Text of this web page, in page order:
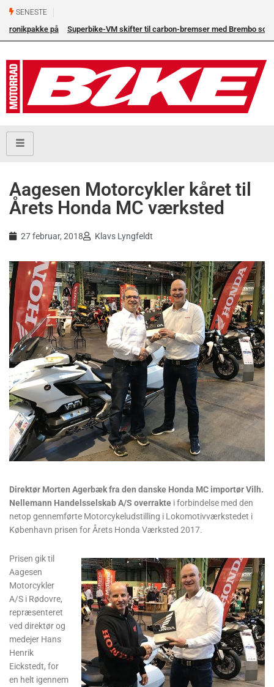
SENESTE
Superbike-VM skifter til carbon-bremser med Brembo som
Aagesen Motorcykler kåret til
Årets Honda MC værksted
27 februar, 2018 Klavs Lyngfeldt
Direktør Morten Agerbæk fra den danske Honda MC importør Vilh.
Nellemann Handelsselskab A/S overrakte i forbindelse med den
netop gennemførte Motorcykeludstilling i Lokomotivværkstedet i
København prisen for Årets Honda Værksted 2017.
Prisen gik til
Aagesen
Motorcykler
A/S i Rødovre,
repræsenteret
ved direktør og
medejer Hans
Henrik
Eickstedt, for
en helt igennem